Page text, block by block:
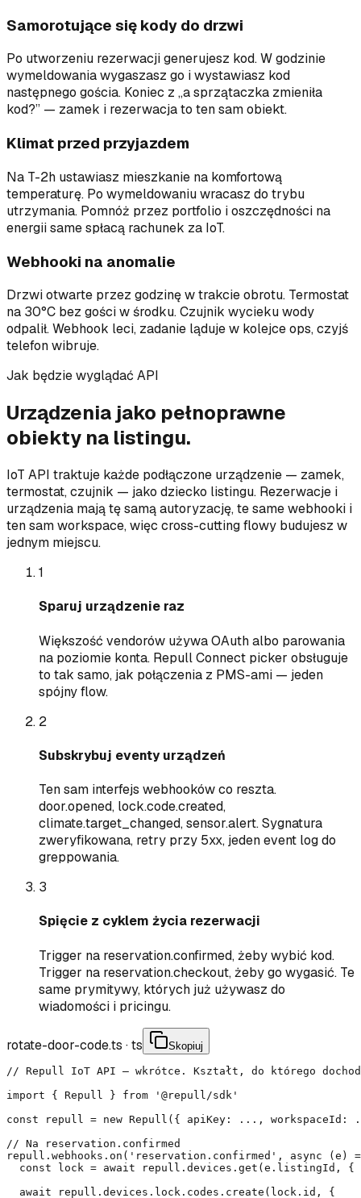
Samorotujące się kody do drzwi
Po utworzeniu rezerwacji generujesz kod. W godzinie
wymeldowania wygaszasz go i wystawiasz kod
następnego gościa. Koniec z „a sprzątaczka zmieniła
kod?” — zamek i rezerwacja to ten sam obiekt.
Klimat przed przyjazdem
Na T-2h ustawiasz mieszkanie na komfortową
temperaturę. Po wymeldowaniu wracasz do trybu
utrzymania. Pomnóż przez portfolio i oszczędności na
energii same spłacą rachunek za IoT.
Webhooki na anomalie
Drzwi otwarte przez godzinę w trakcie obrotu. Termostat
na 30°C bez gości w środku. Czujnik wycieku wody
odpalił. Webhook leci, zadanie ląduje w kolejce ops, czyjś
telefon wibruje.
Jak będzie wyglądać API
Urządzenia jako pełnoprawne
obiekty na listingu.
IoT API traktuje każde podłączone urządzenie — zamek,
termostat, czujnik — jako dziecko listingu. Rezerwacje i
urządzenia mają tę samą autoryzację, te same webhooki i
ten sam workspace, więc cross-cutting flowy budujesz w
jednym miejscu.
1
Sparuj urządzenie raz
Większość vendorów używa OAuth albo parowania
na poziomie konta. Repull Connect picker obsługuje
to tak samo, jak połączenia z PMS-ami — jeden
spójny flow.
2
Subskrybuj eventy urządzeń
Ten sam interfejs webhooków co reszta.
door.opened, lock.code.created,
climate.target_changed, sensor.alert. Sygnatura
zweryfikowana, retry przy 5xx, jeden event log do
greppowania.
3
Spięcie z cyklem życia rezerwacji
Trigger na reservation.confirmed, żeby wybić kod.
Trigger na reservation.checkout, żeby go wygasić. Te
same prymitywy, których już używasz do
wiadomości i pricingu.
rotate-door-code.ts ·ts Skopiuj
// Repull IoT API — wkrótce. Kształt, do którego
import { Repull } from '@repull/sdk'
const repull = new Repull({ apiKey: ...,
// Na reservation.confirmed
repull.webhooks.on('reservation.confirmed', async (e)
const lock = await repull.devices.get(e.listingId, {
  await repull.devices.lock.codes.create(lock.id, {